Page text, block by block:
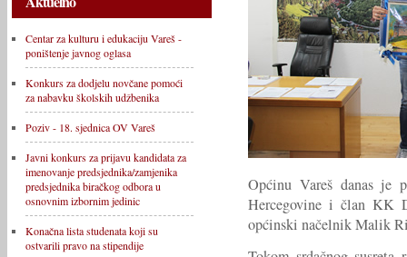
Centar za kulturu i edukaciju Vareš -
poništenje javnog oglasa
Konkurs za dodjelu novčane pomoći
za nabavku školskih udžbenika
Poziv - 18. sjednica OV Vareš
Javni konkurs za prijavu kandidata za
imenovanje predsjednika/zamjenika
predsjednika biračkog odbora u
osnovnim izbornim jedinic
Konačna lista studenata koji su
ostvarili pravo na stipendije
Općinu Vareš danas je
Hercegovine i član KK
općinski načelnik Malik